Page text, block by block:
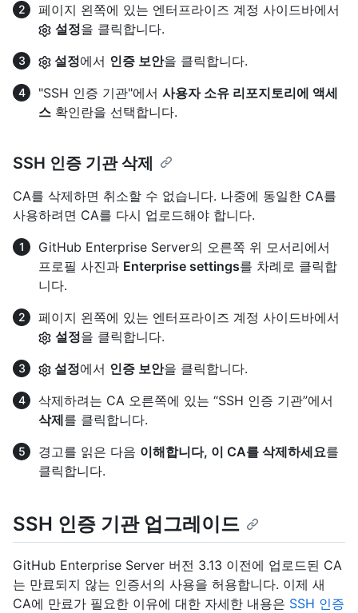
페이지 왼쪽에 있는 엔터프라이즈 계정 사이드바에서
설정을 클릭합니다.
설정에서 인증 보안을 클릭합니다.
"SSH 인증 기관"에서 사용자 소유 리포지토리에 액세
스 확인란을 선택합니다.
SSH 인증 기관 삭제
CA를 삭제하면 취소할 수 없습니다. 나중에 동일한 CA를
사용하려면 CA를 다시 업로드해야 합니다.
GitHub Enterprise Server의 오른쪽 위 모서리에서
프로필 사진과 Enterprise settings를 차례로 클릭합
니다.
페이지 왼쪽에 있는 엔터프라이즈 계정 사이드바에서
설정을 클릭합니다.
설정에서 인증 보안을 클릭합니다.
삭제하려는 CA 오른쪽에 있는 “SSH 인증 기관”에서
삭제를 클릭합니다.
경고를 읽은 다음 이해합니다, 이 CA를 삭제하세요를
클릭합니다.
SSH 인증 기관 업그레이드
GitHub Enterprise Server 버전 3.13 이전에 업로드된 CA
는 만료되지 않는 인증서의 사용을 허용합니다. 이제 새
CA에 만료가 필요한 이유에 대한 자세한 내용은 SSH 인증